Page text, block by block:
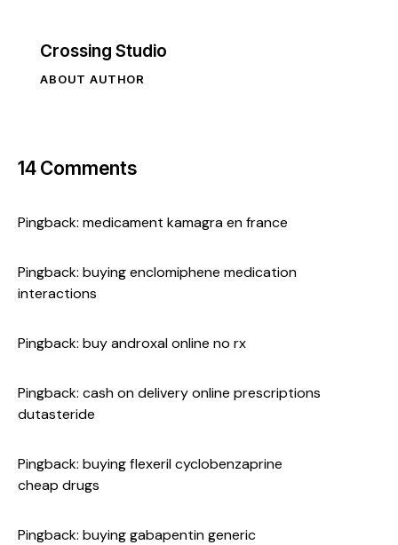
Crossing Studio
ABOUT AUTHOR
14 Comments
Pingback: medicament kamagra en france
Pingback: buying enclomiphene medication
interactions
Pingback: buy androxal online no rx
Pingback: cash on delivery online prescriptions
dutasteride
Pingback: buying flexeril cyclobenzaprine
cheap drugs
Pingback: buying gabapentin generic